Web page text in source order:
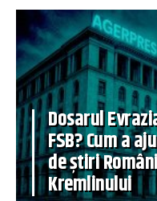
Dosarul
FSB? Cum a
de știri
Kremlinului